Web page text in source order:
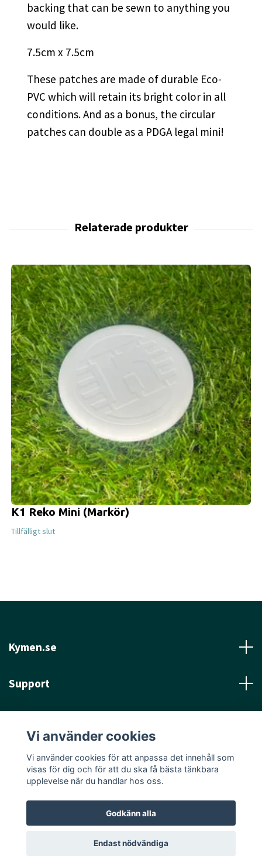
backing that can be sewn to anything you
would like.
7.5cm x 7.5cm
These patches are made of durable Eco-
PVC which will retain its bright color in all
conditions. And as a bonus, the circular
patches can double as a PDGA legal mini!
K1 Reko Mini (Markör)
Tillfälligt slut
Kymen.se
Support
Sociala medier
© 2026 Kymen.se
Vi använder cookies
Vi använder cookies för att anpassa det innehåll som
visas för dig och för att du ska få bästa tänkbara
upplevelse när du handlar hos oss.
Godkänn alla
Endast nödvändiga